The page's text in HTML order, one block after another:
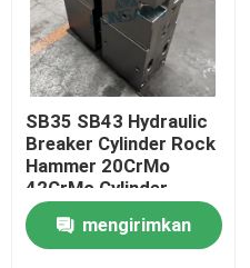
SB35 SB43 Hydraulic
Breaker Cylinder Rock
Hammer 20CrMo
42CrMo Cylinder
Kepala Depan DS13C
mengirimkan